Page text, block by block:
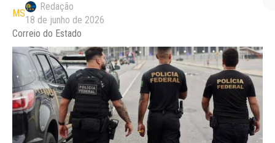
MS
Redação
18 de junho de 2026
Correio do Estado